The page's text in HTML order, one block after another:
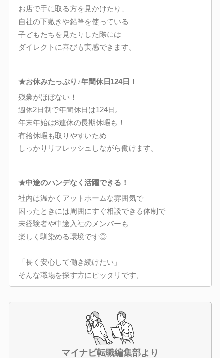
お店で手に取る方を見かけたり、
自社の下敷きや鉛筆を使っている
子どもたちを見たりした際には
ダイレクトに喜びも実感できます。
★お休みたっぷり♪年間休日124日！
残業がほぼない！
週休2日制で年間休日は124日。
年末年始は8連休の長期休暇も！
有給休暇も取りやすいため
しっかりリフレッシュしながら働けます。
★中途のハンデなく活躍できる！
社内は温かくアットホームな雰囲気で
困ったときには周囲にすぐ相談できる体制で
未経験者や中途入社のメンバーも
楽しく馴染める環境です◎
「長く安心して働き続けたい」
そんな職場を探す方にピッタリです。
マイナビ転職編集部より